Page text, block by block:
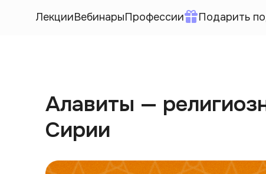
ЛекцииВебинарыПрофессии Подарить
Алавиты —
Сирии